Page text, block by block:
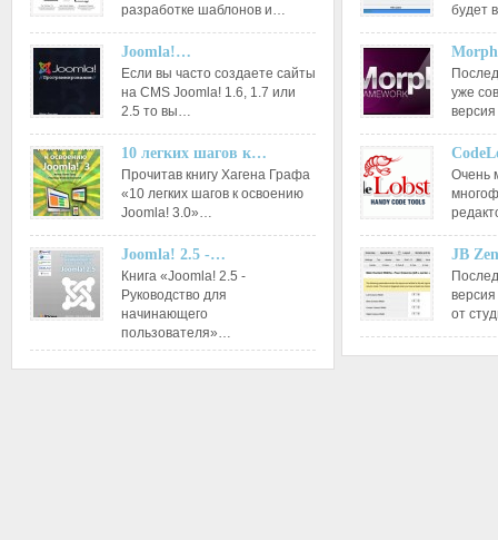
разработке шаблонов и…
Joomla!…
Если вы часто создаете сайты
на CMS Joomla! 1.6, 1.7 или
2.5 то вы…
10 легких шагов к…
Прочитав книгу Хагена Графа
«10 легких шагов к освоению
Joomla! 3.0»…
Joomla! 2.5 -…
Книга «Joomla! 2.5 -
Руководство для
начинающего
пользователя»…
будет
уже
Очень
JB
от